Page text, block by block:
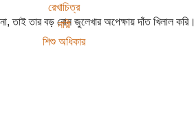
রেখাচিত্র
নারী
শিশু অধিকার
তাই তার বড় বোন জুলেখার অপেক্ষায় দাঁত খিলাল করি।